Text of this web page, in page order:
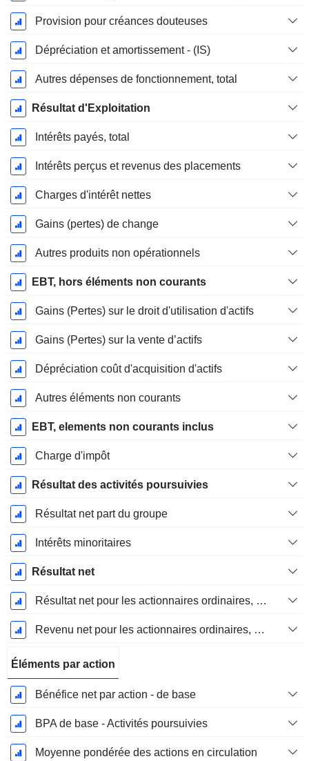
Provision pour créances douteuses
Dépréciation et amortissement - (IS)
Autres dépenses de fonctionnement, total
Résultat d'Exploitation
Intérêts payés, total
Intérêts perçus et revenus des placements
Charges d'intérêt nettes
Gains (pertes) de change
Autres produits non opérationnels
EBT, hors éléments non courants
Gains (Pertes) sur le droit d'utilisation d'actifs
Gains (Pertes) sur la vente d’actifs
Dépréciation coût d'acquisition d'actifs
Autres éléments non courants
EBT, elements non courants inclus
Charge d'impôt
Résultat des activités poursuivies
Résultat net part du groupe
Intérêts minoritaires
Résultat net
Résultat net pour les actionnaires ordinaires, éléments exceptionnels inclus.
Revenu net pour les actionnaires ordinaires, hors éléments exceptionnelsRésultat net pour les actionnaires ordinaires, éléments exceptionnels exclus.
Éléments par action
Bénéfice net par action - de base
BPA de base - Activités poursuivies
Moyenne pondérée des actions en circulation